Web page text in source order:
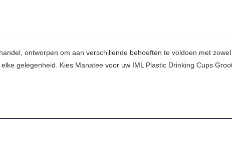
ontworpen om aan verschillende behoeften te voldoen met
gelegenheid. Kies Manatee voor uw IML Plastic Drinking Cups